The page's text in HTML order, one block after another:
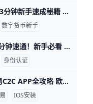
欧义C2C注册教程：3分钟新手速成秘籍 欧义 C2C APP 注册账号超详细教程 大家好！今天我们来聊聊如何在欧义（歐yi）C2C APP上注册账号。Oyi交易所是全球知名的加密货币交易平台，C2C功能让新手能轻松用人民币买USDT等币种。这个教程从零开始，步骤超简单，跟着做3-5分钟就能搞定。udn+2
数字货币新手
鸥易C2C实名认证3分钟速通！新手必看 欧亿 C2C APP 实名认证全攻略 欧交易所APP的C2C实名认证超级简单，只需几分钟就能完成，就能安全买币卖币。比如，新用户小李下载APP后，按步骤认证，马上解锁每天最高25万元的交易限额，避免黑客盗用账户。udn+1
身份认证
苹果iOS速装欧易C2C APP全攻略 欧易 C2C APP 苹果 iOS 安装指南 欧易（OKX）C2C APP 是数字货币点对点交易的首选工具，全球用户超5000万。它支持人民币、美元等多种法币快速买卖比特币、以太坊等，支持台湾用户本地支付如街口支付，交易费仅0.1%。iOS用户无法直接从中国App Store下载，但用海外Apple ID只需10分钟搞定。
IOS安装